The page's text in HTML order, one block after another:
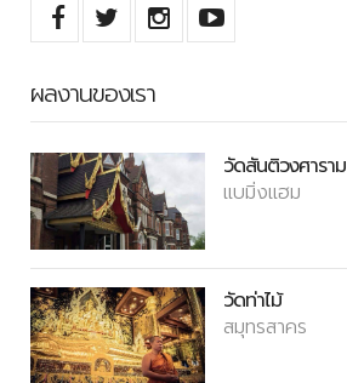
ผลงานของเรา
วัดสันติวงศาราม
แบมิ่งแฮม
วัดท่าไม้
สมุทรสาคร